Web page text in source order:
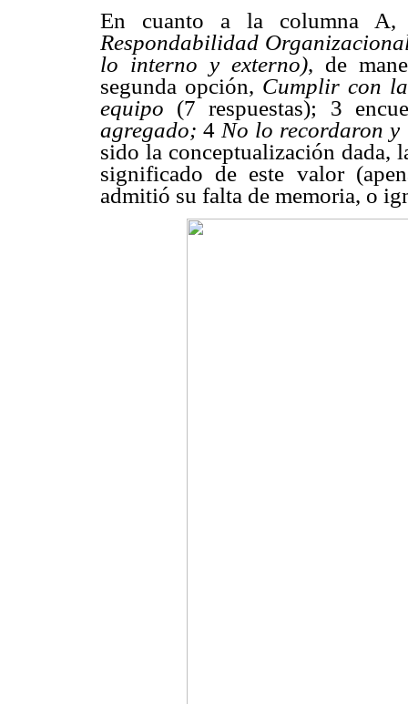
En cuanto a la columna A,
Respondabilidad
lo interno y externo), de
segunda opción, Cumplir con
equipo (7 respuestas); 3
agregado; 4 No lo recordaron y
sido la conceptualización dada,
significado de este valor
admitió su falta de memoria, o